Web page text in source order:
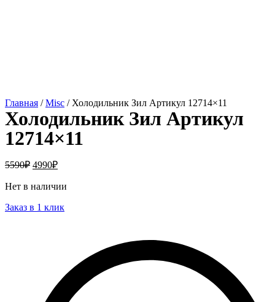
Главная /Misc / Холодильник Зил Артикул 12714×11
Холодильник Зил Артикул
12714×11
5590₽ 4990₽
Нет в наличии
Заказ в 1 клик